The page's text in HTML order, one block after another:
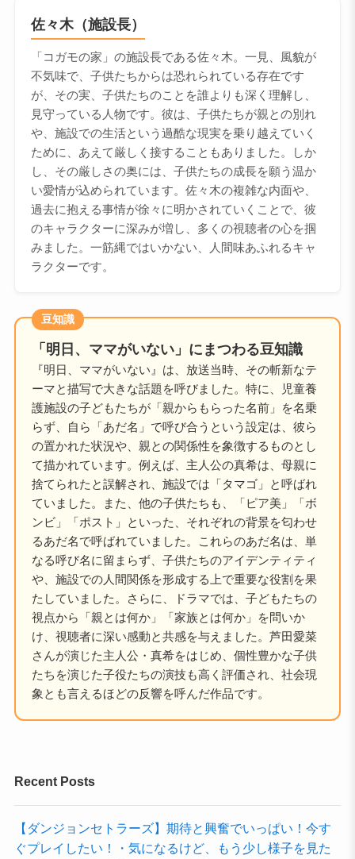
佐々木（施設長）
「コガモの家」の施設長である佐々木。一見、風貌が
不気味で、子供たちからは恐れられている存在です
が、その実、子供たちのことを誰よりも深く理解し、
見守っている人物です。彼は、子供たちが親との別れ
や、施設での生活という過酷な現実を乗り越えていく
ために、あえて厳しく接することもありました。しか
し、その厳しさの奥には、子供たちの成長を願う温か
い愛情が込められています。佐々木の複雑な内面や、
過去に抱える事情が徐々に明かされていくことで、彼
のキャラクターに深みが増し、多くの視聴者の心を掴
みました。一筋縄ではいかない、人間味あふれるキャ
ラクターです。
豆知識
「明日、ママがいない」にまつわる豆知識
『明日、ママがいない』は、放送当時、その斬新なテ
ーマと描写で大きな話題を呼びました。特に、児童養
護施設の子どもたちが「親からもらった名前」を名乗
らず、自ら「あだ名」で呼び合うという設定は、彼ら
の置かれた状況や、親との関係性を象徴するものとし
て描かれています。例えば、主人公の真希は、母親に
捨てられたと誤解され、施設では「タマゴ」と呼ばれ
ていました。また、他の子供たちも、「ピア美」「ボ
ンビ」「ポスト」といった、それぞれの背景を匂わせ
るあだ名で呼ばれていました。これらのあだ名は、単
なる呼び名に留まらず、子供たちのアイデンティティ
や、施設での人間関係を形成する上で重要な役割を果
たしていました。さらに、ドラマでは、子どもたちの
視点から「親とは何か」「家族とは何か」を問いか
け、視聴者に深い感動と共感を与えました。芦田愛菜
さんが演じた主人公・真希をはじめ、個性豊かな子供
たちを演じた子役たちの演技も高く評価され、社会現
象とも言えるほどの反響を呼んだ作品です。
Recent Posts
【ダンジョンセトラーズ】期待と興奮でいっぱい！今す
ぐプレイしたい！・気になるけど、もう少し様子を見た